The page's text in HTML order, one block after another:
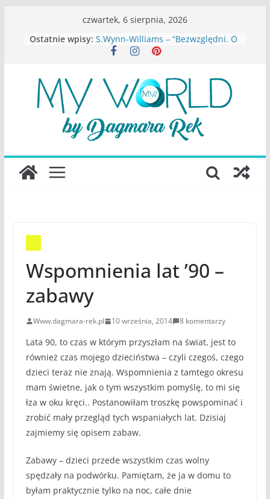
czwartek, 6 sierpnia, 2026
Ostatnie wpisy: S.Wynn-Williams – “Bezwzględni. O
władzy, chciwości i upadku ideałów
społecznościowego”
Rolf Dobelli – “Sztuka jasnego
myślenia”
Beata Tetkowska – “Dziewczyny
Konstancina. Sekrety seksbiznesu”
Katarzyna Lewandowicz – Zanim
Judith Joseph – “Wysoko
...
Wspomnienia lat ’90 –
zabawy
Www.dagmara-rek.pl 10 września, 2014 8 komentarzy
Lata 90, to czas w którym przyszłam na świat, jest to
również czas mojego dzieciństwa – czyli czegoś, czego
dzieci teraz nie znają. Wspomnienia z tamtego okresu
mam świetne, jak o tym wszystkim pomyślę, to mi się
łza w oku kręci.. Postanowiłam troszkę powspominać i
zrobić mały przegląd tych wspaniałych lat. Dzisiaj
zajmiemy się opisem zabaw.
Zabawy – dzieci przede wszystkim czas wolny
spędzały na podwórku. Pamiętam, że ja w domu to
byłam praktycznie tylko na noc, całe dnie